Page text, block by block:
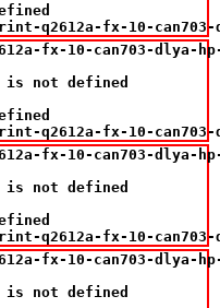
q2612a-fx-10-
fx-10-can703-dlya-hp-lj-
is not defined
q2612a-fx-10-
10-can703-dlya-hp-lj-
is not defined
q2612a-fx-10-
10-can703-dlya-hp-lj-
is not defined